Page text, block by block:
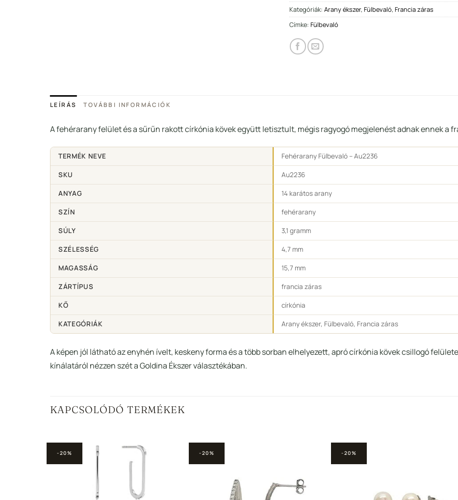
Kategóriák: Arany ékszer, Fülbevaló, Francia záras
Címke: Fülbevaló
LEÍRÁS TOVÁBBI INFORMÁCIÓK
A fehérarany felület és a sűrűn rakott církónia kövek együtt letisztult, mégis ragyogó megjelenést adnak ennek a
TERMÉK NEVE Fehérarany Fülbevaló – Au2236
SKU Au2236
ANYAG 14 karátos arany
SZÍN fehérarany
SÚLY 3,1 gramm
SZÉLESSÉG 4,7 mm
MAGASSÁG 15,7 mm
ZÁRTÍPUS francia záras
KŐ církónia
KATEGÓRIÁK Arany ékszer, Fülbevaló, Francia záras
A képen jól látható az enyhén ívelt, keskeny forma és a több sorban elhelyezett, apró církónia kövek csillogó
kínálatáról nézzen szét a Goldina Ékszer választékában.
KAPCSOLÓDÓ TERMÉKEK
-20%
Hozzáadás a
-20% -20%